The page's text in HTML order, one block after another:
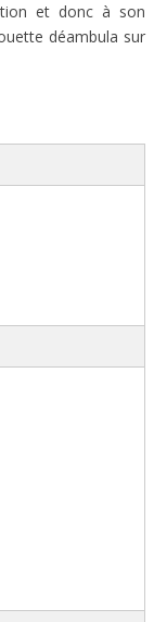
et donc à son
déambula sur